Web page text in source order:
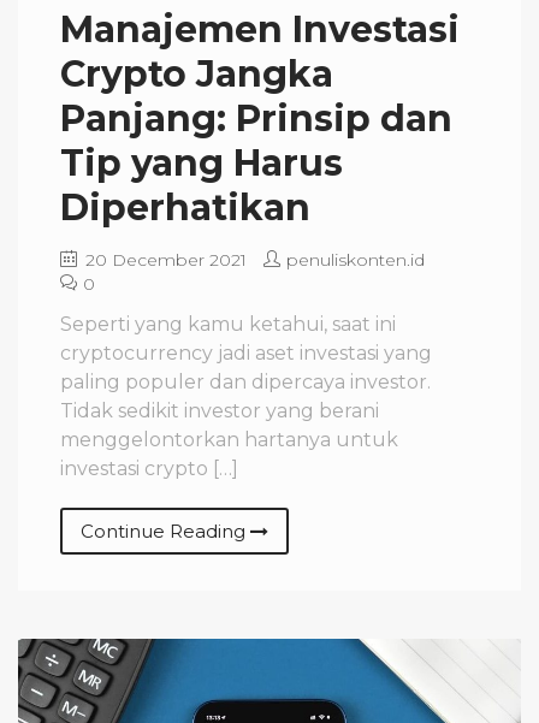
Manajemen Investasi
Crypto Jangka
Panjang: Prinsip dan
Tip yang Harus
Diperhatikan
20 December 2021
penuliskonten.id
0
Seperti yang kamu ketahui, saat ini
cryptocurrency jadi aset investasi yang
paling populer dan dipercaya investor.
Tidak sedikit investor yang berani
menggelontorkan hartanya untuk
investasi crypto […]
Continue Reading